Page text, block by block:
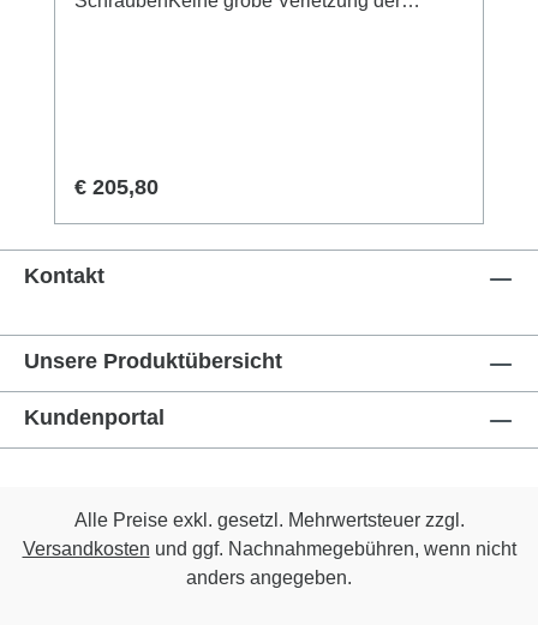
Regulärer Preis:
€ 205,80
Kontakt
Unsere Produktübersicht
Kundenportal
Alle Preise exkl. gesetzl. Mehrwertsteuer zzgl.
Versandkosten und ggf. Nachnahmegebühren, wenn nicht
anders angegeben.